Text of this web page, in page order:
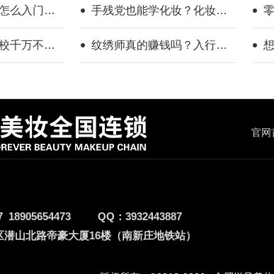
么入门？
指南
手残党也能学化妆？化妆学
校怎么选？
千万不要
纹绣师真的赚钱吗？入行半
年的真实感受
官网
18905654473 QQ： 3932443887
山北路帝豪大厦16楼（南新庄地铁站）